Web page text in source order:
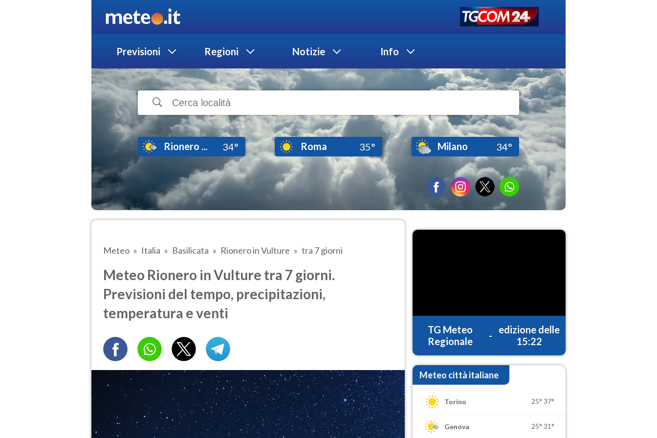
Previsioni Regioni Notizie Info
Rionero ... 34° Roma 35° Milano 34°
Meteo Italia Basilicata Rionero in Vulture tra 7 giorni
Meteo Rionero in Vulture tra 7 giorni.
Previsioni del tempo, precipitazioni,
temperatura e venti
TG Meteo
Regionale
-
edizione delle
15:22
Meteo città italiane
Torino 25° 37°
Genova 25° 31°